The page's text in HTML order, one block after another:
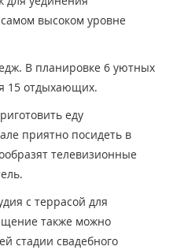
высоком уровне
В планировке 6 уютных
15 отдыхающих.
еду
приятно посидеть в
телевизионные
с террасой для
также можно
стадии свадебного